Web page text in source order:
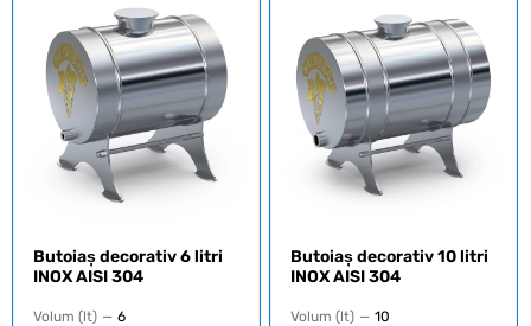
Butoiaș decorativ 6 litri
INOX AISI 304
Volum (lt) — 6
Butoiaș decorativ 10 litri
INOX AISI 304
Volum (lt) — 10